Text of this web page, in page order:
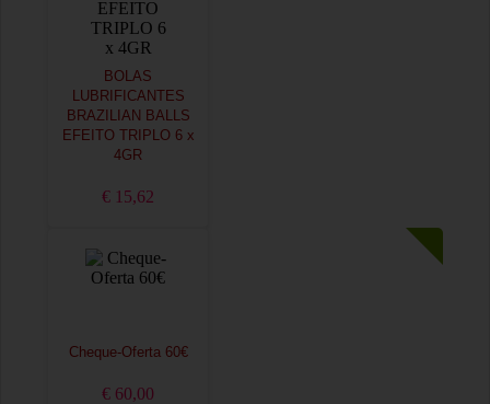
BOLAS
LUBRIFICANTES
BRAZILIAN BALLS
EFEITO TRIPLO 6 x
4GR
€ 15,62
Cheque-Oferta 60€
€ 60,00